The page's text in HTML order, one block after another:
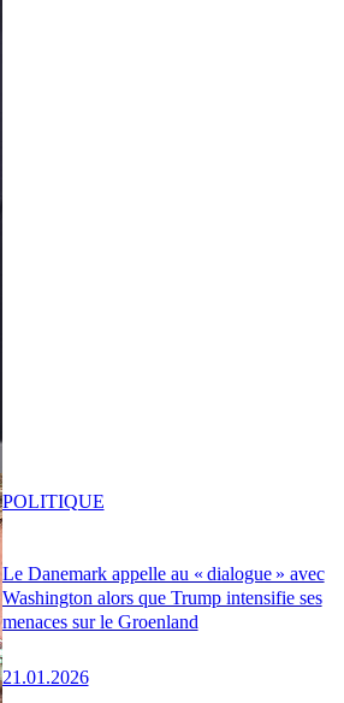
Le Danemark appelle au « dialogue » avec
Washington alors que Trump intensifie ses
menaces sur le Groenland
21.01.2026
POLITIQUE